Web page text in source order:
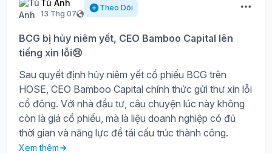
Tú Anh
13 Thg 07
Theo Dõi
BCG bị hủy niêm yết, CEO Bamboo Capital lên
tiếng xin lỗi😢
Sau quyết định hủy niêm yết cổ phiếu BCG trên
HOSE, CEO Bamboo Capital chính thức gửi thư xin lỗi
cổ đông. Với nhà đầu tư, câu chuyện lúc này không
còn là giá cổ phiếu, mà là liệu doanh nghiệp có đủ
thời gian và năng lực để tái cấu trúc thành công.
Xem thêm